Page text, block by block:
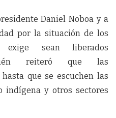
Daniel Noboa y a
por la situación de los
sean liberados
reiteró que las
que se escuchen las
indígena y otros sectores